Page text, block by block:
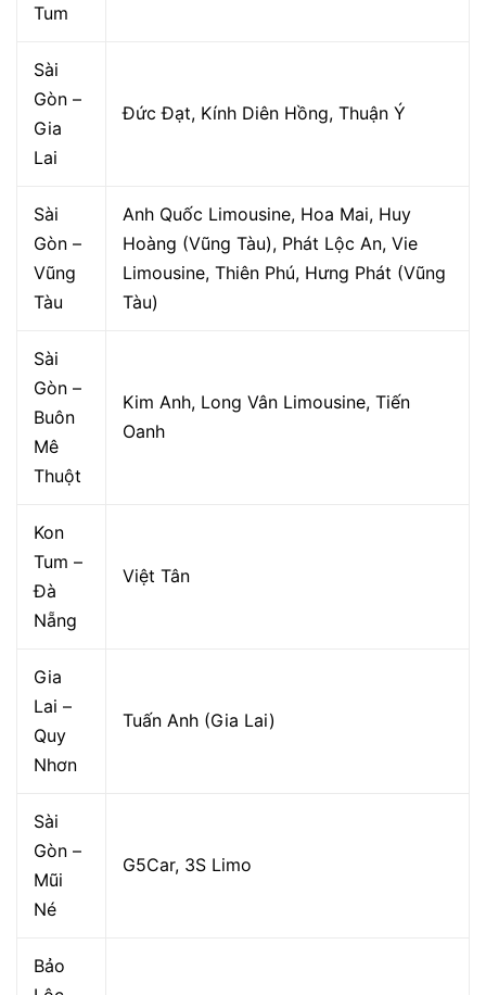
Tum
Sài
Gòn –
Gia
Lai
Đức Đạt, Kính Diên Hồng, Thuận Ý
Sài
Gòn –
Vũng
Tàu
Anh Quốc Limousine, Hoa Mai, Huy
Hoàng (Vũng Tàu), Phát Lộc An, Vie
Limousine, Thiên Phú, Hưng Phát (Vũng
Tàu)
Sài
Gòn –
Buôn
Mê
Thuột
Kim Anh, Long Vân Limousine, Tiến
Oanh
Kon
Tum –
Đà
Nẵng
Việt Tân
Gia
Lai –
Quy
Nhơn
Tuấn Anh (Gia Lai)
Sài
Gòn –
Mũi
Né
G5Car, 3S Limo
Bảo